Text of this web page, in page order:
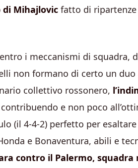
Mihajlovic fatto di
i meccanismi di squadra,
non formano di certo un
collettivo rossonero,
e non poco
(il 4-4-2) perfetto per
e Bonaventura, abili e
contro il Palermo,